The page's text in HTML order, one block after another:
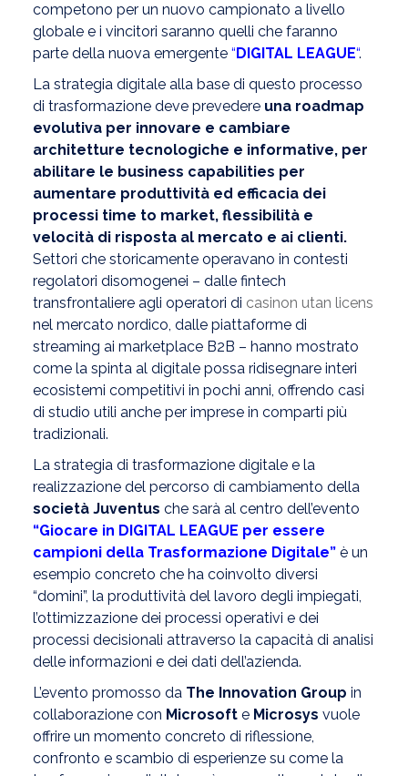
competono per un nuovo campionato a livello
globale e i vincitori saranno quelli che faranno
parte della nuova emergente “ DIGITAL LEAGUE“.
La strategia digitale alla base di questo processo
di trasformazione deve prevedere una roadmap
evolutiva per innovare e cambiare
architetture tecnologiche e informative, per
abilitare le business capabilities per
aumentare produttività ed efficacia dei
processi time to market, flessibilità e
velocità di risposta al mercato e ai clienti.
Settori che storicamente operavano in contesti
regolatori disomogenei – dalle fintech
transfrontaliere agli operatori di casinon utan licens
nel mercato nordico, dalle piattaforme di
streaming ai marketplace B2B – hanno mostrato
come la spinta al digitale possa ridisegnare interi
ecosistemi competitivi in pochi anni, offrendo casi
di studio utili anche per imprese in comparti più
tradizionali.
La strategia di trasformazione digitale e la
realizzazione del percorso di cambiamento della
società Juventus che sarà al centro dell’evento
“Giocare in DIGITAL LEAGUE per essere
campioni della Trasformazione Digitale” è un
esempio concreto che ha coinvolto diversi
“domini”, la produttività del lavoro degli impiegati,
l’ottimizzazione dei processi operativi e dei
processi decisionali attraverso la capacità di analisi
delle informazioni e dei dati dell’azienda.
L’evento promosso da The Innovation Group in
collaborazione con Microsoft e Microsys vuole
offrire un momento concreto di riflessione,
confronto e scambio di esperienze su come la